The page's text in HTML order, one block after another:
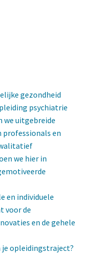
gezondheid
psychiatrie
we uitgebreide
professionals en
we hier in
en individuele
voor de
en de gehele
je opleidingstraject?